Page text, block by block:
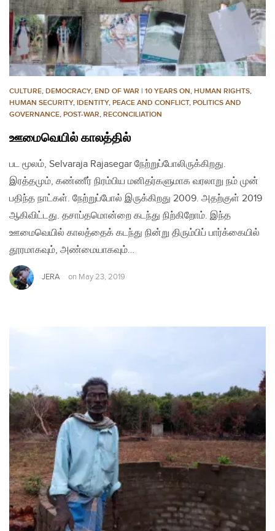
CULTURE, DEMOCRACY, END OF WAR | 10 YEARS ON, HUMAN RIGHTS,
HUMAN SECURITY, IDENTITY, PEACE AND CONFLICT, POLITICS AND
GOVERNANCE, POST-WAR, RECONCILIATION
ஊமைவெயில் காலத்தில்
பட மூலம், Selvaraja Rajasegar நேற்றுப்போலிருக்கிறது.
இரத்தமும், கண்ணீர் நிரம்பிய மனிதர்களுமாக வரலாறு நம் முன்
பதிந்த நாட்கள். நேற்றுப்போல் இருக்கிறது 2009. அதற்குள் 2019
ஆகிவிட்டது. தசாப்தமொன்றை கடந்து நிற்கிறோம். இந்த
ஊமைவெயில் காலத்தைக் கடந்து நின்று திரும்பிப் பார்க்கையில்
தூரமாகவும், அண்மையாகவும்…
JERA on May 23, 2019